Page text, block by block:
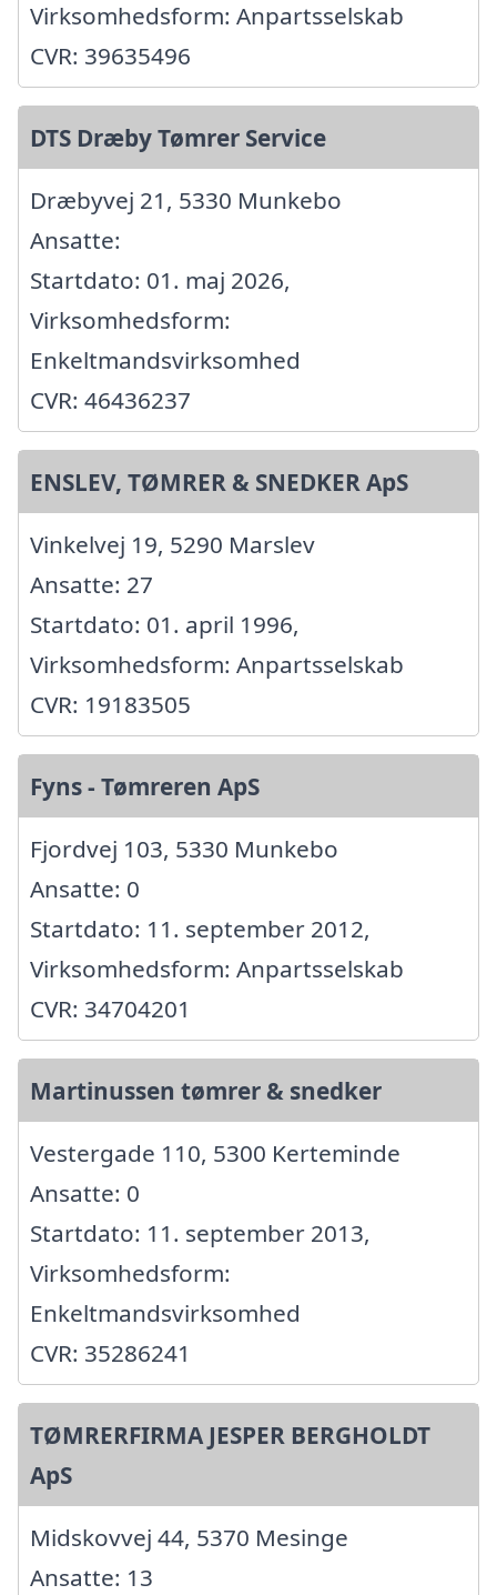
Virksomhedsform: Anpartsselskab
CVR: 39635496
DTS Dræby Tømrer Service
Dræbyvej 21, 5330 Munkebo
Ansatte:
Startdato: 01. maj 2026,
Virksomhedsform:
Enkeltmandsvirksomhed
CVR: 46436237
ENSLEV, TØMRER & SNEDKER ApS
Vinkelvej 19, 5290 Marslev
Ansatte: 27
Startdato: 01. april 1996,
Virksomhedsform: Anpartsselskab
CVR: 19183505
Fyns - Tømreren ApS
Fjordvej 103, 5330 Munkebo
Ansatte: 0
Startdato: 11. september 2012,
Virksomhedsform: Anpartsselskab
CVR: 34704201
Martinussen tømrer & snedker
Vestergade 110, 5300 Kerteminde
Ansatte: 0
Startdato: 11. september 2013,
Virksomhedsform:
Enkeltmandsvirksomhed
CVR: 35286241
TØMRERFIRMA JESPER BERGHOLDT
ApS
Midskovvej 44, 5370 Mesinge
Ansatte: 13